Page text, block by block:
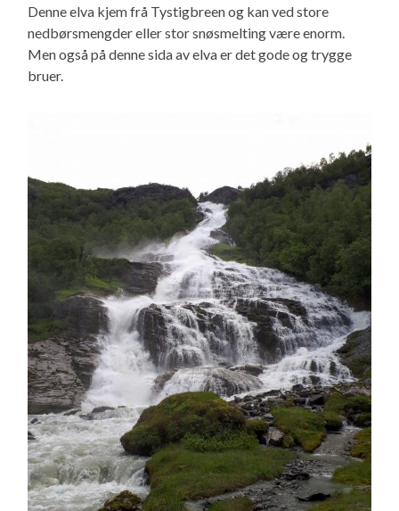
Denne elva kjem frå Tystigbreen og kan ved store
nedbørsmengder eller stor snøsmelting være enorm.
Men også på denne sida av elva er det gode og trygge
bruer.